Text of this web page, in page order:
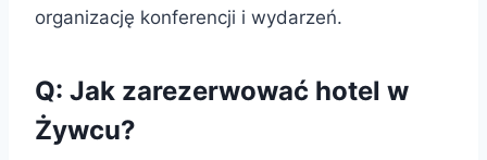
organizację konferencji i wydarzeń.
Q: Jak zarezerwować hotel w
Żywcu?